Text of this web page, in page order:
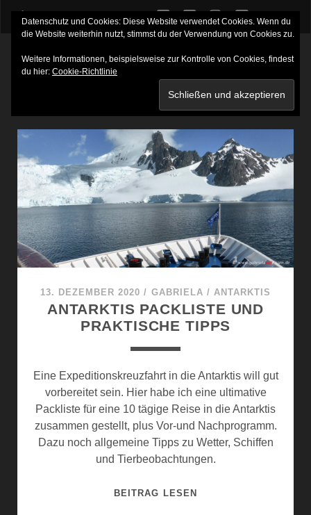
twitterfacebookinstagram
youtube
13. DEZEMBER 2020 / GABRIELA / ANTARKTIS
ANTARKTIS PACKLISTE UND
PRAKTISCHE TIPPS
Eine Expeditionskreuzfahrt in die Antarktis will gut
vorbereitet sein. Hier habe ich eine ultimative
Packliste für eine 10 tägige Reise in die Antarktis
zusammen gestellt, plus Vor-und Nachprogramm.
Dazu noch allgemeine Tipps zu Wetter, Schiffen
und Tierbeobachtungen.
BEITRAG LESENANTARKTIS
Datenschutz und Cookies: Diese Website verwendet Cookies. Wenn du
die Website weiterhin nutzt, stimmst du der Verwendung von Cookies zu.
Weitere Informationen, beispielsweise zur Kontrolle von Cookies, findest
du hier: Cookie-Richtlinie